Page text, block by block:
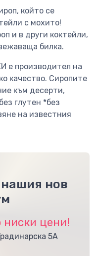
който се
с мохито!
и в други коктейли,
билка.
е производител на
качество. Сиропите
към десерти,
глутен *без
на известния
нов
ниски цени!
5А